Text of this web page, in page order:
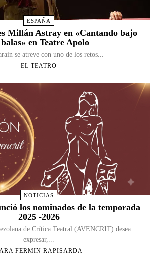
ESPAÑA
Millán Astray en «Cantando bajo
en Teatre Apolo
se atreve con uno de los retos...
EL TEATRO
NOTICIAS
los nominados de la temporada
2025 -2026
de Crítica Teatral (AVENCRIT) desea
expresar,...
FERMIN RAPISARDA